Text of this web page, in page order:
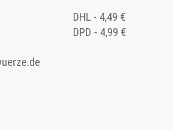
DHL - 4,49 €
DPD - 4,99 €